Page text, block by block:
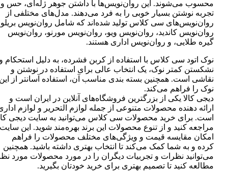
محسوب می‌شوند. این روان‌نویس‌ها با داشتن جوهر ژله‌ای، حس و
تجربه نوشتن بسیار خوبی را به فرد می‌دهند. مدل‌های مختلفی از
روان‌نویس‌های سی کلاس تولید شده‌اند که شامل روان‌نویس
روان‌نویس کاندید، روان‌نویس ویو، روان‌نویس مورنو، روان‌نویس
گیره طلایی، و روان‌نویس اداری هستند.
نوک اتود سی کلاس با استفاده از کربن فشرده، به دلیل استحکام
نشکستن کمتر نوک، یک انتخاب عالی برای استفاده در نوشتن و
نقاشی است. همچنین بسته بندی مناسب آن، استفاده آسانتر از
نوک را فراهم می‌کند.
دیجی کالا یکی از بزرگترین فروشگاه‌های آنلاین در ایران است و
ارائه دهنده محصولات متنوعی از جمله لوازم التحریر و لوازم
است. برای خرید محصولات سی کلاس می‌توانید به سایت دیجی
مراجعه کنید و از تنوع محصولات این برند بهره‌مند شوید. این سایت
امکان مقایسه قیمت و ویژگی‌های مختلف محصولات را فراهم
کرده و به شما کمک می‌کند تا انتخاب بهتری داشته باشید. همچنین
می‌توانید نظرات و تجربیات دیگران را در مورد محصولات مورد
مطالعه کنید تا تصمیم بهتری برای خرید خودتان بگیرید.